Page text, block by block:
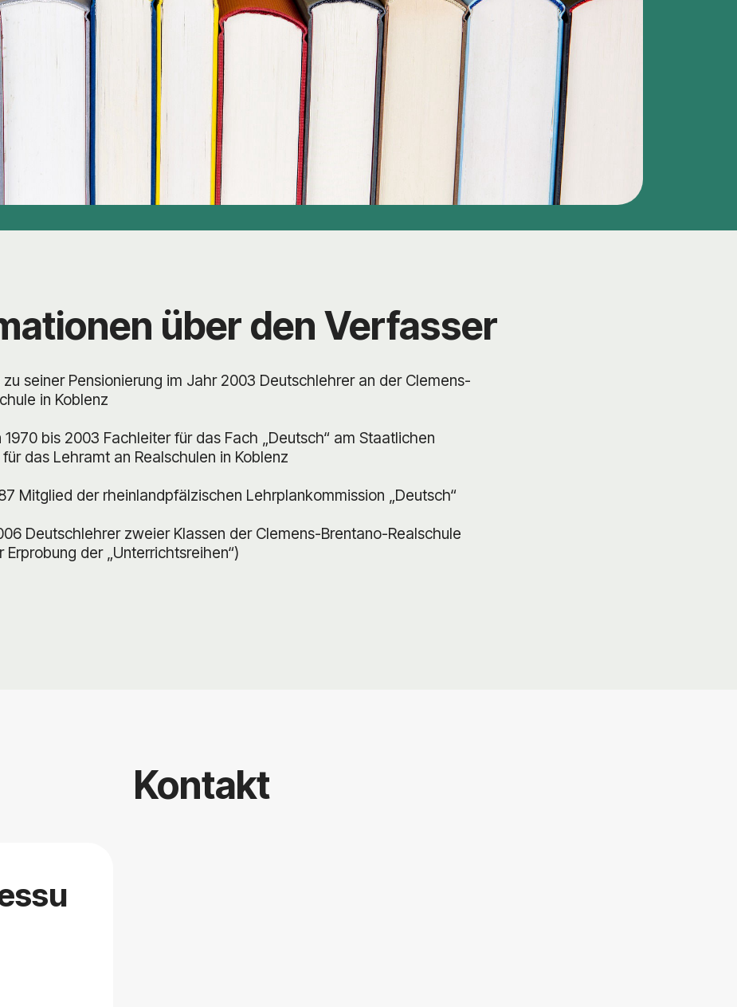
über den Verfasser
seiner Pensionierung im Jahr 2003 Deutschlehrer an der Clemens-
in Koblenz
bis 2003 Fachleiter für das Fach „Deutsch“ am Staatlichen
das Lehramt an Realschulen in Koblenz
Mitglied der rheinlandpfälzischen Lehrplankommission „Deutsch“
Deutschlehrer zweier Klassen der Clemens-Brentano-Realschule
Erprobung der „Unterrichtsreihen“)
Kontakt